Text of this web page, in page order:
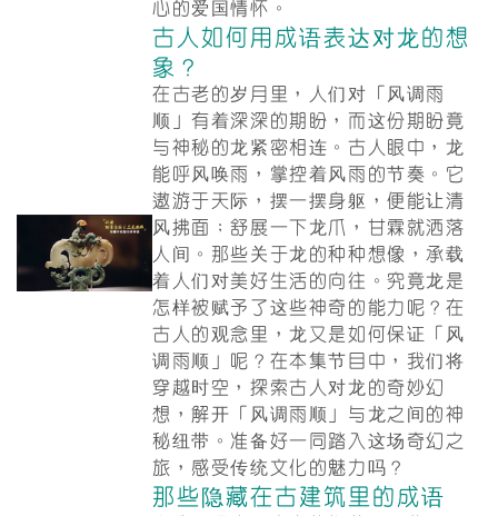
心的爱国情怀。
古人如何用成语表达对龙的想
象？
在古老的岁月里，人们对「风调雨
顺」有着深深的期盼，而这份期盼竟
与神秘的龙紧密相连。古人眼中，龙
能呼风唤雨，掌控着风雨的节奏。它
遨游于天际，摆一摆身躯，便能让清
风拂面；舒展一下龙爪，甘霖就洒落
人间。那些关于龙的种种想像，承载
着人们对美好生活的向往。究竟龙是
怎样被赋予了这些神奇的能力呢？在
古人的观念里，龙又是如何保证「风
调雨顺」呢？在本集节目中，我们将
穿越时空，探索古人对龙的奇妙幻
想，解开「风调雨顺」与龙之间的神
秘纽带。准备好一同踏入这场奇幻之
旅，感受传统文化的魅力吗？
那些隐藏在古建筑里的成语